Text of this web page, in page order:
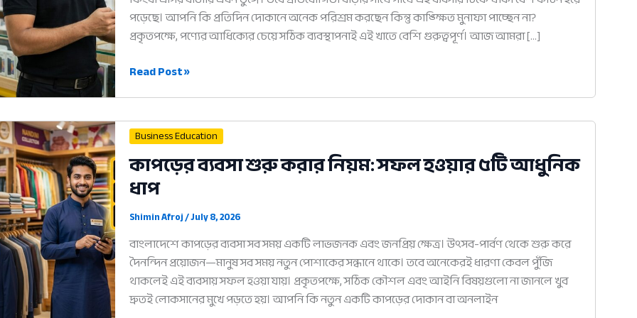
পড়েছে। আপনি কি প্রতিদিন দোকানে অনেক পরিশ্রম করছেন কিন্তু কাঙ্ক্ষিত মুনাফা পাচ্ছেন না?
প্রকৃতপক্ষে, পণ্যের আধিক্যের চেয়ে সঠিক ব্যবস্থাপনাই এই খাতে বেশি গুরুত্বপূর্ণ। আজ আমরা […]
ইলেকট্রনিক্স
টিপস:
লাভ
বাড়ানোর
৫টি
আধুনিক
উপায়
Read Post »
Business Education
কাপড়ের ব্যবসা শুরু করার নিয়ম: সফল হওয়ার ৫টি আধুনিক
ধাপ
Shimin Afroj/July 8, 2026
বাংলাদেশে কাপড়ের ব্যবসা সব সময় একটি লাভজনক এবং জনপ্রিয় ক্ষেত্র। উৎসব-পার্বণ থেকে শুরু করে
দৈনন্দিন প্রয়োজন—মানুষ সব সময় নতুন পোশাকের সন্ধানে থাকে। তবে অনেকেরই ধারণা কেবল পুঁজি
থাকলেই এই ব্যবসায় সফল হওয়া যায়। প্রকৃতপক্ষে, সঠিক কৌশল এবং আইনি বিষয়গুলো না জানলে খুব
দ্রুতই লোকসানের মুখে পড়তে হয়। আপনি কি নতুন একটি কাপড়ের দোকান বা অনলাইন